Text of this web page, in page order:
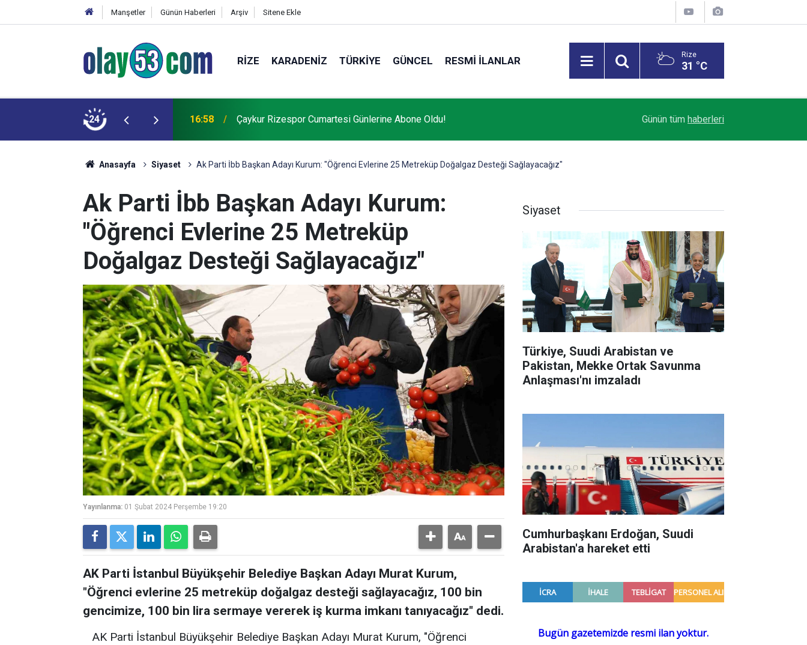
Manşetler Günün Haberleri Arşiv Sitene Ekle
RIZE KARADENIZ TÜRKIYE GÜNCEL RESMI İLANLAR Rize
31 °C
24 16:58 Çaykur Rizespor Cumartesi Günlerine Abone Oldu! Çaykur Rize'de transferde ses var, görüntü yok!
Günün tüm haberleri
Anasayfa Siyaset Ak Parti İbb Başkan Adayı Kurum: "Öğrenci Evlerine 25 Metreküp Doğalgaz Desteği Sağlayacağız"
Ak Parti İbb Başkan Adayı Kurum:
"Öğrenci Evlerine 25 Metreküp
Doğalgaz Desteği Sağlayacağız"
Yayınlanma: 01 Şubat 2024 Perşembe 19:20
AK Parti İstanbul Büyükşehir Belediye Başkan Adayı Murat Kurum,
"Öğrenci evlerine 25 metreküp doğalgaz desteği sağlayacağız, 100 bin
gencimize, 100 bin lira sermaye vererek iş kurma imkanı tanıyacağız" dedi.
AK Parti İstanbul Büyükşehir Belediye Başkan Adayı Murat Kurum, "Öğrenci
Siyaset
Türkiye, Suudi Arabistan ve
Pakistan, Mekke Ortak Savunma
Anlaşması'nı imzaladı
Cumhurbaşkanı Erdoğan, Suudi
Arabistan'a hareket etti